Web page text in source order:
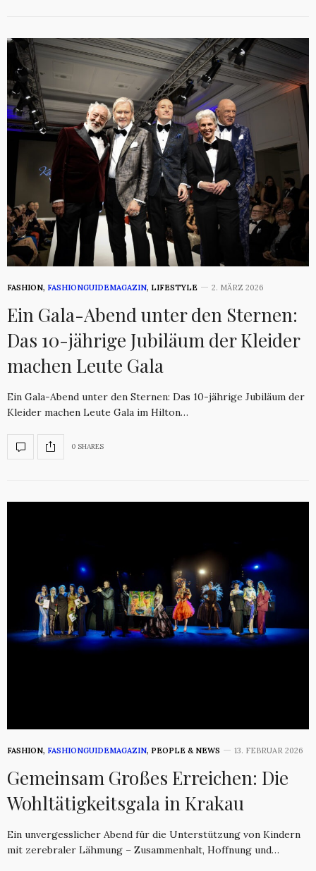
FASHION, FASHIONGUIDEMAGAZIN, LIFESTYLE 2. MÄRZ 2026
Ein Gala-Abend unter den Sternen:
Das 10-jährige Jubiläum der Kleider
machen Leute Gala
Ein Gala-Abend unter den Sternen: Das 10-jährige Jubiläum der
Kleider machen Leute Gala im Hilton…
0 SHARES
FASHION, FASHIONGUIDEMAGAZIN, PEOPLE & NEWS 13. FEBRUAR 2026
Gemeinsam Großes Erreichen: Die
Wohltätigkeitsgala in Krakau
Ein unvergesslicher Abend für die Unterstützung von Kindern
mit zerebraler Lähmung – Zusammenhalt, Hoffnung und…